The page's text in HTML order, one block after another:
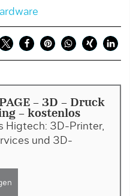
- 3D – Druck
- kostenlos
Higtech: 3D-Printer,
und 3D-